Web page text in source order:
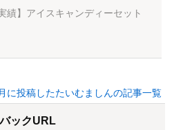
績】アイスキャンディーセット
に投稿したたいむましんの記事一覧
ックURL